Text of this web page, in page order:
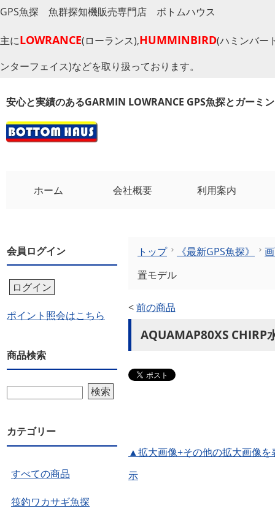
GPS魚探 魚群探知機販売専門店 ボトムハウス
主にLOWRANCE(ローランス),HUMMINBIRD(ハミンバー
ンターフェイス)などを取り扱っております。
安心と実績のあるGARMIN LOWRANCE GPS魚探とガーミ
ホーム 会社概要 利用案内
会員ログイン
ログイン
ポイント照会はこちら
商品検索
検索
カテゴリー
すべての商品
筏釣ワカサギ魚探
トップ 《最新GPS魚探》
置モデル
<前の商品
AQUAMAP80XS
▲拡大画像+その他の拡大画像を
示